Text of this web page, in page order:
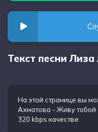
Текст песни
На этой странице вы
Ахматова - Живу тобой
320 kbps качестве